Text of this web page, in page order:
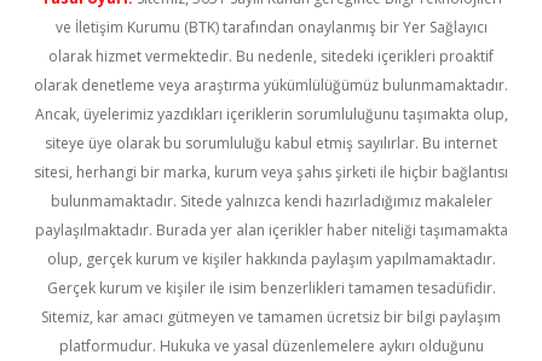
ve İletişim Kurumu (BTK) tarafından onaylanmış bir Yer Sağlayıcı
olarak hizmet vermektedir. Bu nedenle, sitedeki içerikleri proaktif
olarak denetleme veya araştırma yükümlülüğümüz bulunmamaktadır.
Ancak, üyelerimiz yazdıkları içeriklerin sorumluluğunu taşımakta olup,
siteye üye olarak bu sorumluluğu kabul etmiş sayılırlar. Bu internet
sitesi, herhangi bir marka, kurum veya şahıs şirketi ile hiçbir bağlantısı
bulunmamaktadır. Sitede yalnızca kendi hazırladığımız makaleler
paylaşılmaktadır. Burada yer alan içerikler haber niteliği taşımamakta
olup, gerçek kurum ve kişiler hakkında paylaşım yapılmamaktadır.
Gerçek kurum ve kişiler ile isim benzerlikleri tamamen tesadüfidir.
Sitemiz, kar amacı gütmeyen ve tamamen ücretsiz bir bilgi paylaşım
platformudur. Hukuka ve yasal düzenlemelere aykırı olduğunu